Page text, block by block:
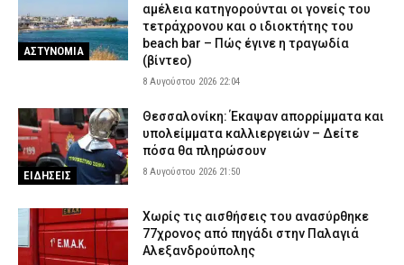
Έβρος: Αστυνομικοί τσάκωσαν αλλοδαπούς διακινητές που
μετέφεραν 12 παράνομους μετανάστες
8 Αυγούστου 2026 14:18
ΑΣΤΥΝΟΜΙΑ
αμέλεια κατηγορούνται οι γονείς του
τετράχρονου και ο ιδιοκτήτης του
beach bar – Πώς έγινε η τραγωδία
(βίντεο)
8 Αυγούστου 2026 22:04
ΕΙΔΗΣΕΙΣ
Θεσσαλονίκη: Έκαψαν απορρίμματα και
υπολείμματα καλλιεργειών – Δείτε
πόσα θα πληρώσουν
8 Αυγούστου 2026 21:50
Χωρίς τις αισθήσεις του ανασύρθηκε
77χρονος από πηγάδι στην Παλαγιά
Αλεξανδρούπολης